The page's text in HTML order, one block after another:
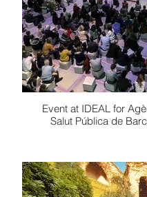
Event at IDEAL for
Salut Pública de